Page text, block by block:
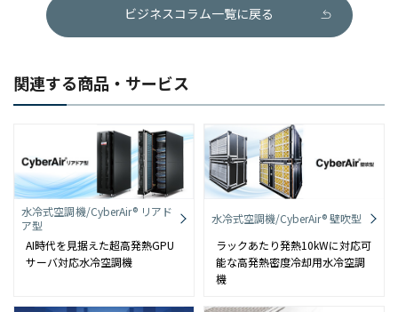
ビジネスコラム一覧に戻る
関連する商品・サービス
水冷式空調機/CyberAir® リアド
ア型
AI時代を見据えた超高発熱GPU
サーバ対応水冷空調機
水冷式空調機/CyberAir® 壁吹型
ラックあたり発熱10kWに対応可
能な高発熱密度冷却用水冷空調
機